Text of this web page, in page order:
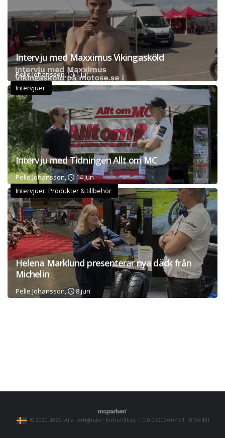
Intervju med Maxximus Vikingasköld
Pelle Johansson,
1 jul
Intervjuer
Intervju med Tidningen Allt om MC
Pelle Johansson,
14 jun
Intervjuer Produkter & tillbehör
Helena Marklund presenterar nya däck från
Michelin
Pelle Johansson, 8 jun
© 2020-2026. Alla rättigheter förbehålles. 1.0.0.0 (2026-07-31 10:56:43)